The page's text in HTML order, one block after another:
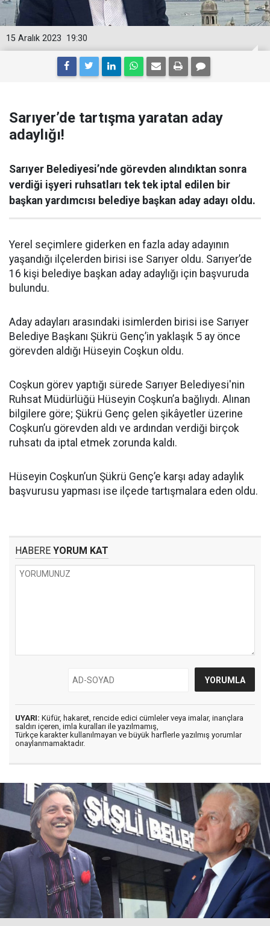
19:30
15 Aralık 2023
Sarıyer’de tartışma yaratan aday
adaylığı!
Sarıyer Belediyesi’nde görevden alındıktan sonra
verdiği işyeri ruhsatları tek tek iptal edilen bir
başkan yardımcısı belediye başkan aday adayı oldu.
Yerel seçimlere giderken en fazla aday adayının
yaşandığı ilçelerden birisi ise Sarıyer oldu. Sarıyer’de
16 kişi belediye başkan aday adaylığı için başvuruda
bulundu.
Aday adayları arasındaki isimlerden birisi ise Sarıyer
Belediye Başkanı Şükrü Genç’in yaklaşık 5 ay önce
görevden aldığı Hüseyin Coşkun oldu.
Coşkun görev yaptığı sürede Sarıyer Belediyesi'nin
Ruhsat Müdürlüğü Hüseyin Coşkun’a bağlıydı. Alınan
bilgilere göre; Şükrü Genç gelen şikâyetler üzerine
Coşkun’u görevden aldı ve ardından verdiği birçok
ruhsatı da iptal etmek zorunda kaldı.
Hüseyin Coşkun’un Şükrü Genç’e karşı aday adaylık
başvurusu yapması ise ilçede tartışmalara eden oldu.
HABERE YORUM KAT
UYARI: Küfür, hakaret, rencide edici cümleler veya imalar, inançlara
saldırı içeren, imla kuralları ile yazılmamış,
Türkçe karakter kullanılmayan ve büyük harflerle yazılmış yorumlar
onaylanmamaktadır.